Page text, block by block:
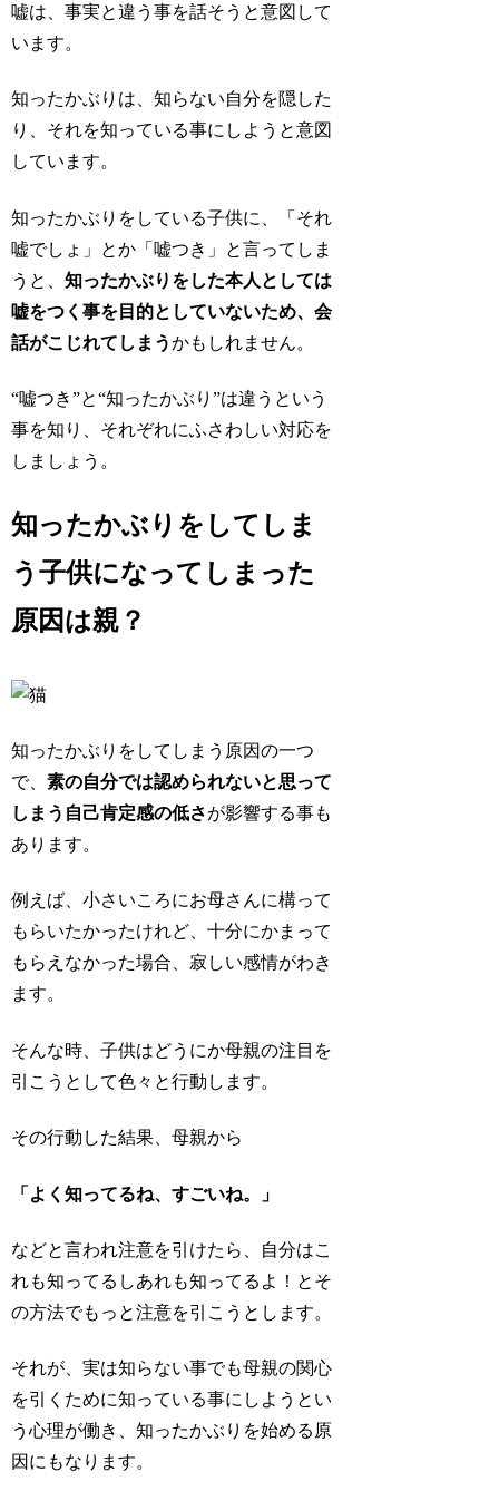
嘘は、事実と違う事を話そうと意図して
います。
知ったかぶりは、知らない自分を隠した
り、それを知っている事にしようと意図
しています。
知ったかぶりをしている子供に、「それ
嘘でしょ」とか「嘘つき」と言ってしま
うと、知ったかぶりをした本人としては
嘘をつく事を目的としていないため、会
話がこじれてしまうかもしれません。
“嘘つき”と“知ったかぶり”は違うという
事を知り、それぞれにふさわしい対応を
しましょう。
知ったかぶりをしてしま
う子供になってしまった
原因は親？
知ったかぶりをしてしまう原因の一つ
で、素の自分では認められないと思って
しまう自己肯定感の低さが影響する事も
あります。
例えば、小さいころにお母さんに構って
もらいたかったけれど、十分にかまって
もらえなかった場合、寂しい感情がわき
ます。
そんな時、子供はどうにか母親の注目を
引こうとして色々と行動します。
その行動した結果、母親から
「よく知ってるね、すごいね。」
などと言われ注意を引けたら、自分はこ
れも知ってるしあれも知ってるよ！とそ
の方法でもっと注意を引こうとします。
それが、実は知らない事でも母親の関心
を引くために知っている事にしようとい
う心理が働き、知ったかぶりを始める原
因にもなります。